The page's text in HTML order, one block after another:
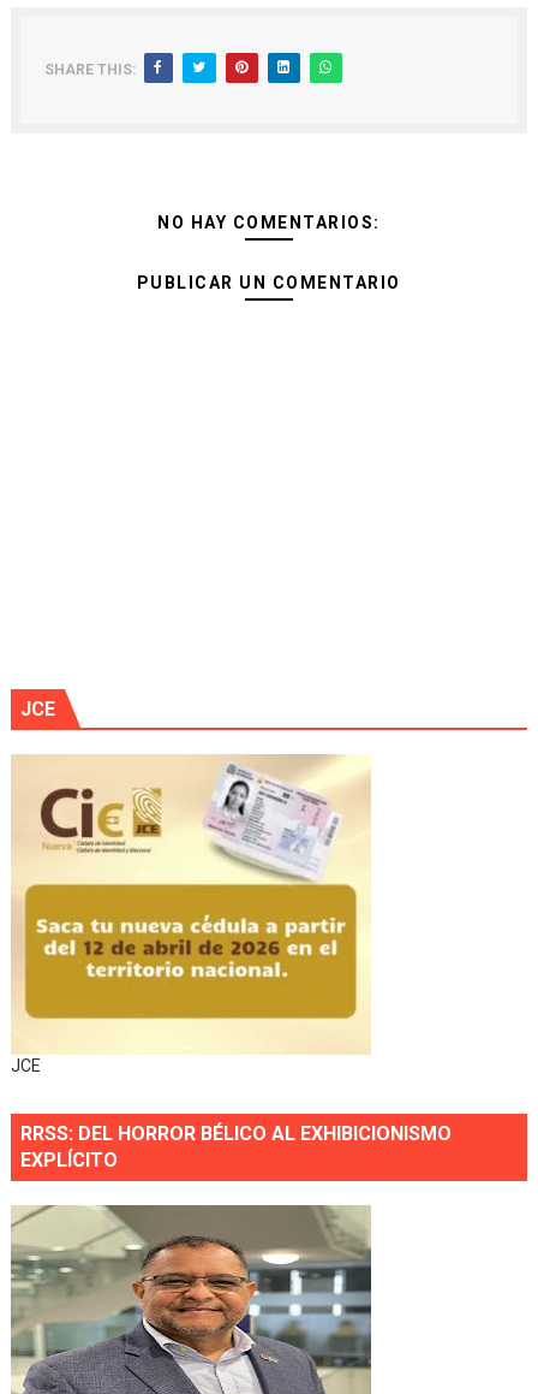
SHARE THIS:
NO HAY COMENTARIOS:
PUBLICAR UN COMENTARIO
JCE
JCE
RRSS: DEL HORROR BÉLICO AL EXHIBICIONISMO
EXPLÍCITO